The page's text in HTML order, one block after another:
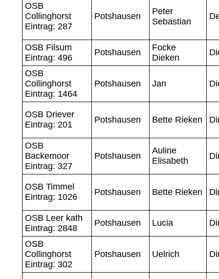
OSB
Collinghorst
Eintrag: 287
Potshausen
Peter
Sebastian
OSB Filsum
Eintrag: 496
Potshausen
Focke
Dieken
OSB
Collinghorst
Eintrag: 1464
Potshausen Jan
OSB Driever
Eintrag: 201
Potshausen Bette Rieken
OSB
Backemoor
Eintrag: 327
Potshausen
Auline
Elisabeth
OSB Timmel
Eintrag: 1026
Potshausen Bette Rieken
OSB Leer kath
Eintrag: 2848
Potshausen Lucia
OSB
Collinghorst
Eintrag: 302
Potshausen Uelrich